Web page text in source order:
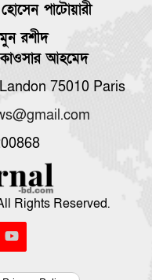
পাটোয়ারী
রশীদ
আহমেদ
75010 Paris
Rights Reserved.